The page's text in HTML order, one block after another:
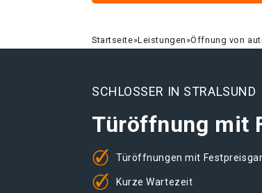
Startseite»Leistungen»Öffnung von
SCHLOSSER IN STRALSUND
Türöffnung mit
Türöffnungen mit
Kurze Wartezeit